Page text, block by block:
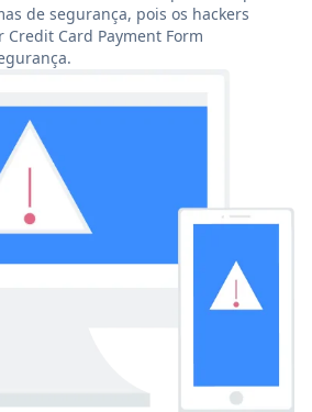
de segurança, pois os hackers
Card Payment Form